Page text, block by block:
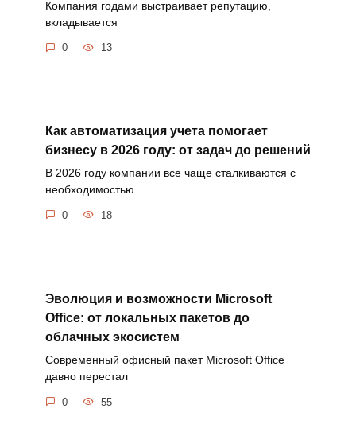
Компания годами выстраивает репутацию,
вкладывается
0 13
Как автоматизация учета помогает
бизнесу в 2026 году: от задач до решений
В 2026 году компании все чаще сталкиваются с
необходимостью
0 18
Эволюция и возможности Microsoft
Office: от локальных пакетов до
облачных экосистем
Современный офисный пакет Microsoft Office
давно перестал
0 55